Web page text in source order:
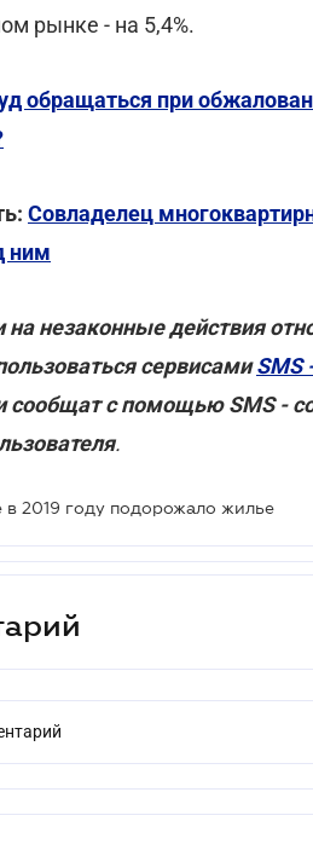
рынке - на 5,4%.
обращаться при
Совладелец
ним
незаконные действия
сервисами
сообщат с помощью SMS -
.
в 2019 году подорожало жилье